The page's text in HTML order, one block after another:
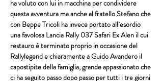
ha voluto con lui in macchina per condividere
questa avventura ma anche al fratello Stefano che
con Beppe Tricoli ha invece portato all’esordio
una favolosa Lancia Rally 037 Safari Ex Alen il cui
restauro è terminato proprio in occasione del
Rallylegend e chiaramente a Guido Avandero il
capostipite della famiglia, grande appassionato che
ci ha seguito passo dopo passo per tutti i tre giorni